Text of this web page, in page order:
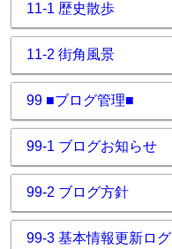
11-1 歴史散歩
11-2 街角風景
99 ■ブログ管理■
99-1 ブログお知らせ
99-2 ブログ方針
99-3 基本情報更新ログ